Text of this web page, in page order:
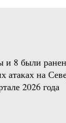
и 8 были
атаках на
2026 года